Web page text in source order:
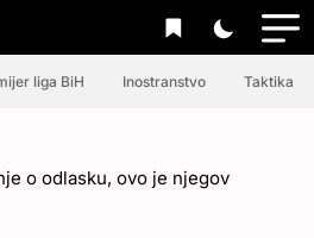
liga BiH Inostranstvo Taktika
o odlasku, ovo je njegov